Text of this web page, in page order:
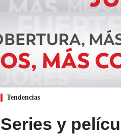
Tendencias
Series y